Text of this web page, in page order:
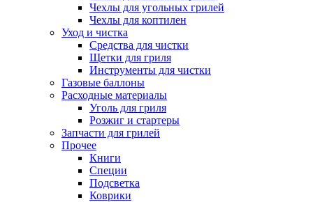
Чехлы для угольных грилей
Чехлы для коптилен
Уход и чистка
Средства для чистки
Щетки для гриля
Инструменты для чистки
Газовые баллоны
Расходные материалы
Уголь для гриля
Розжиг и стартеры
Запчасти для грилей
Прочее
Книги
Специи
Подсветка
Коврики